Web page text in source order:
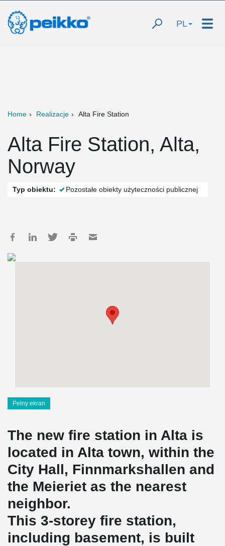
PL
Home Realizacje Alta Fire Station
Alta Fire Station, Alta,
Norway
Typ obiektu: Pozostałe obiekty użyteczności publicznej
Pełny ekran
The new fire station in Alta is
located in Alta town, within the
City Hall, Finnmarkshallen and
the Meieriet as the nearest
neighbor.
This 3-storey fire station,
including basement, is built